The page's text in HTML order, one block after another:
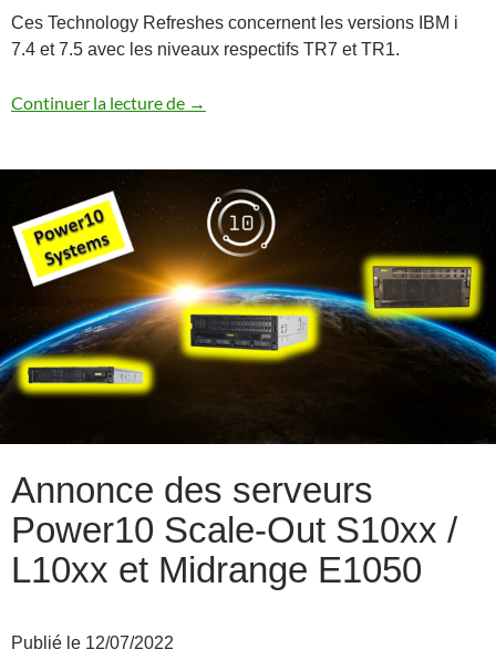
Ces Technology Refreshes concernent les versions IBM i
7.4 et 7.5 avec les niveaux respectifs TR7 et TR1.
Continuer la lecture de Annonces 7.5 TR1 / 7.4 TR7
→
Annonce des serveurs
Power10 Scale-Out S10xx /
L10xx et Midrange E1050
Publié le 12/07/2022